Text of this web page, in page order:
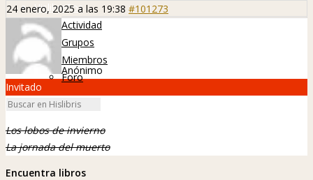
Hislibreños
Actividad
Grupos
Miembros
Foro
24 enero, 2025 a las 19:38 #101273
Anónimo
Invitado
Los lobos de invierno
La jornada del muerto
Encuentra libros